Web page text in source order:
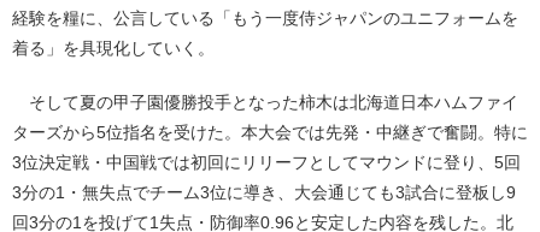
経験を糧に、公言している「もう一度侍ジャパンのユニフォームを
着る」を具現化していく。
そして夏の甲子園優勝投手となった柿木は北海道日本ハムファイ
ターズから5位指名を受けた。本大会では先発・中継ぎで奮闘。特に
3位決定戦・中国戦では初回にリリーフとしてマウンドに登り、5回
3分の1・無失点でチーム3位に導き、大会通じても3試合に登板し9
回3分の1を投げて1失点・防御率0.96と安定した内容を残した。北